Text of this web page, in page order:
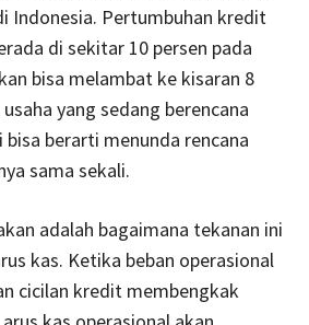
Indonesia. Pertumbuhan kredit
di sekitar 10 persen pada
bisa melambat ke kisaran 8
yang sedang berencana
bisa berarti menunda rencana
sama sekali.
adalah bagaimana tekanan ini
kas. Ketika beban operasional
cicilan kredit membengkak